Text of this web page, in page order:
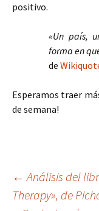
positivo.
«Un país,
forma en
de
Esperamos traer
de semana!
← Análisis del
Therapy», de